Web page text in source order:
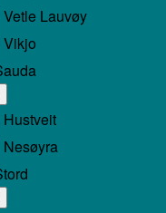
Vetle Lauvøy
Vikjo
Hustveit
Nesøyra